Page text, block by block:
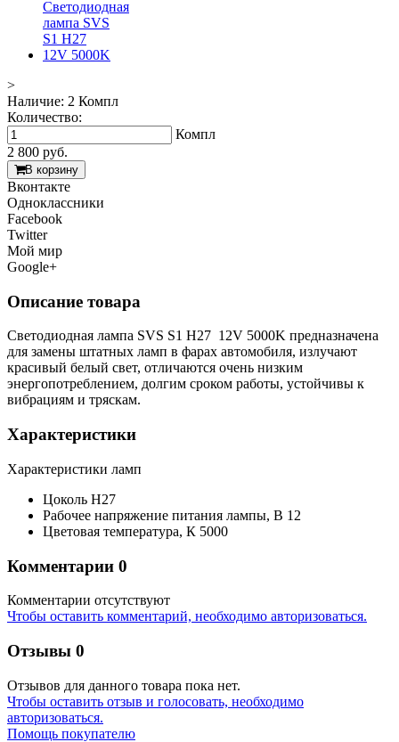
>
Наличие: 2 Компл
Количество:
Компл
2 800 руб.
В корзину
Вконтакте
Одноклассники
Facebook
Twitter
Мой мир
Google+
Описание товара
Светодиодная лампа SVS S1 H27 12V 5000K предназначена
для замены штатных ламп в фарах автомобиля, излучают
красивый белый свет, отличаются очень низким
энергопотреблением, долгим сроком работы, устойчивы к
вибрациям и тряскам.
Характеристики
Характеристики ламп
Цоколь H27
Рабочее напряжение питания лампы, В 12
Цветовая температура, К 5000
Комментарии 0
Комментарии отсутствуют
Чтобы оставить комментарий, необходимо авторизоваться.
Отзывы 0
Отзывов для данного товара пока нет.
Чтобы оcтавить отзыв и голосовать, необходимо
авторизоваться.
Помощь покупателю